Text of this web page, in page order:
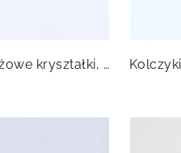
Kolczyki serduszka, różowe kryształki, stal pozłacana S215597Z00